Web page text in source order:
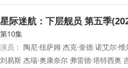
星际迷航：下层舰员 第五季
第10集
演员： 陶尼·纽萨姆 杰克·奎德 诺艾尔·
刘易斯 杰瑞·奥康奈尔 弗雷德·塔特西奥